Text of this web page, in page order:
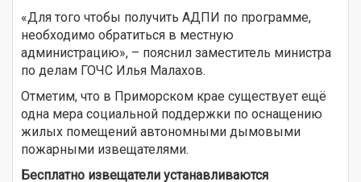
«Для того чтобы получить АДПИ по программе,
необходимо обратиться в местную
администрацию», – пояснил заместитель министра
по делам ГОЧС Илья Малахов.
Отметим, что в Приморском крае существует ещё
одна мера социальной поддержки по оснащению
жилых помещений автономными дымовыми
пожарными извещателями.
Бесплатно извещатели устанавливаются